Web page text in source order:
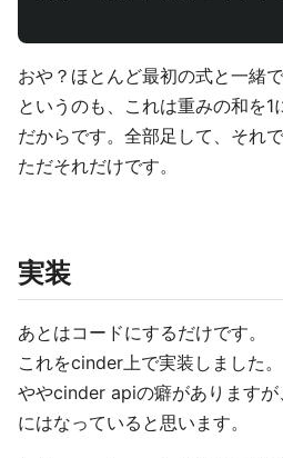
おや？ほとんど最初の式と一緒
というのも、これは重みの和を
だからです。全部足して、それで
ただそれだけです。
実装
あとはコードにするだけです。
これをcinder上で実装しました。
ややcinder apiの癖があります
にはなっていると思います。